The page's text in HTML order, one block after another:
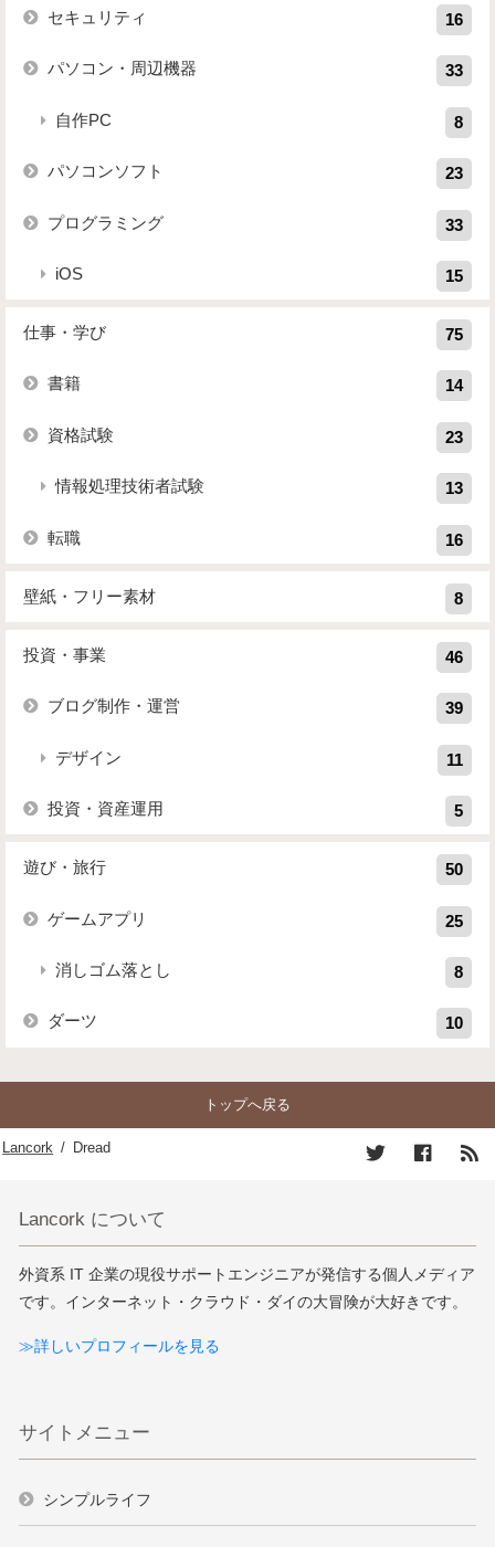
セキュリティ 16
パソコン・周辺機器 33
自作PC 8
パソコンソフト 23
プログラミング 33
iOS 15
仕事・学び 75
書籍 14
資格試験 23
情報処理技術者試験 13
転職 16
壁紙・フリー素材 8
投資・事業 46
ブログ制作・運営 39
デザイン 11
投資・資産運用 5
遊び・旅行 50
ゲームアプリ 25
消しゴム落とし 8
ダーツ 10
トップへ戻る
Lancork / Dread
Lancork について
外資系 IT 企業の現役サポートエンジニアが発信する個人メディア
です。インターネット・クラウド・ダイの大冒険が大好きです。
≫詳しいプロフィールを見る
サイトメニュー
シンプルライフ